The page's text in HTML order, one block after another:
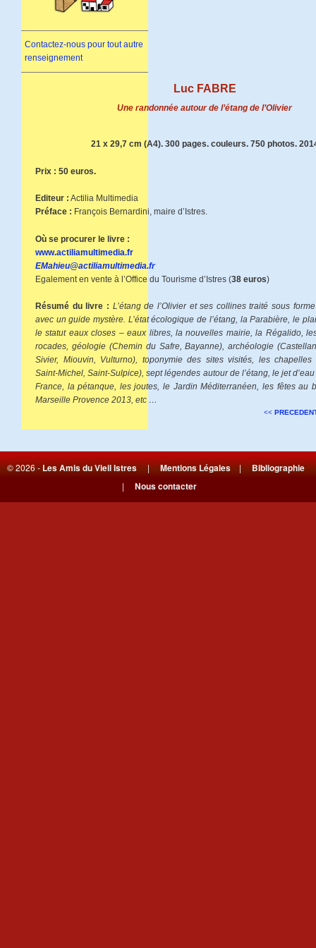
Contactez-nous pour tout autre
renseignement
Luc FABRE
Une randonnée autour de l’étang de l’Olivier
21 x 29,7 cm (A4). 300 pages. couleurs. 750 photos.
Prix : 50 euros.
Editeur : Actilia Multimedia
Préface : François Bernardini, maire d’Istres.
Où se procurer le livre :
www.actiliamultimedia.fr
EMahieu@actiliamultimedia.fr
Egalement en vente à l’Office du Tourisme d’Istres (38 euros)
Résumé du livre : L’étang de l’Olivier et ses collines traité sous
avec un guide mystère. L’état écologique de l’étang, la Parabière, le
le statut eaux closes – eaux libres, la nouvelles mairie, la Régalido,
rocades, géologie (Chemin du Safre, Bayanne), archéologie
Sivier, Miouvin, Vulturno), toponymie des sites visités, les chapelles
Saint-Michel, Saint-Sulpice), sept légendes autour de l’étang, le jet
France, la pétanque, les joutes, le Jardin Méditerranéen, les fêtes au
Marseille Provence 2013, etc …
<<
© 2026 -Les Amis du Vieil Istres|Mentions Légales|Bibliographie
| Nous contacter